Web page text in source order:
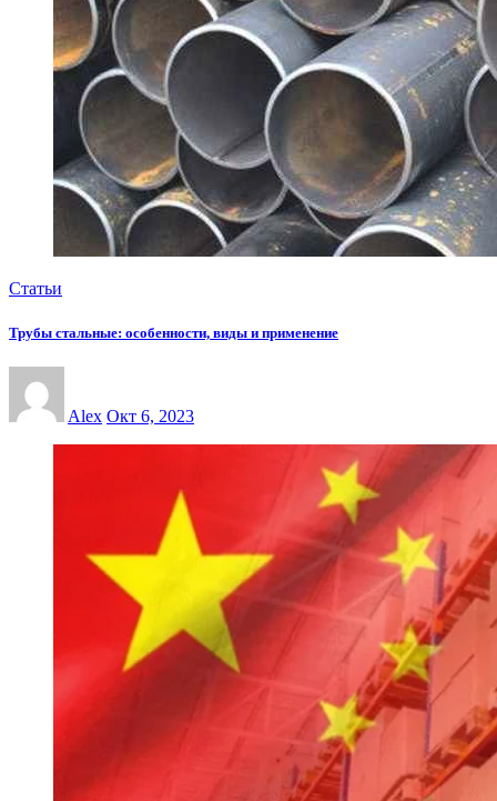
Статьи
Трубы стальные: особенности, виды и применение
Alex Окт 6, 2023